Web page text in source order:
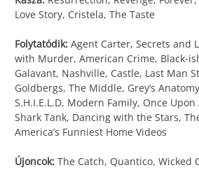
Love Story, Cristela, The Taste
Folytatódik: Agent Carter, Secrets and
with Murder, American Crime, Black-
Galavant, Nashville, Castle, Last Man
Goldbergs, The Middle, Grey’s
S.H.I.E.L.D, Modern Family, Once
Shark Tank, Dancing with the Stars,
America’s Funniest Home Videos
Újoncok: The Catch, Quantico, Wicked